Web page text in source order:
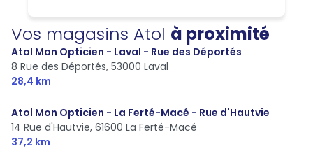
Vos magasins Atol à proximité
Atol Mon Opticien - Laval - Rue des Déportés
8 Rue des Déportés, 53000 Laval
28,4 km
Atol Mon Opticien - La Ferté-Macé - Rue d'Hautvie
14 Rue d'Hautvie, 61600 La Ferté-Macé
37,2 km